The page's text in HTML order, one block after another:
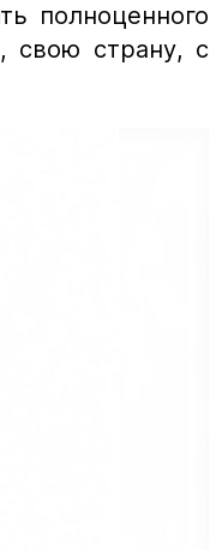
полноценного
свою страну, с